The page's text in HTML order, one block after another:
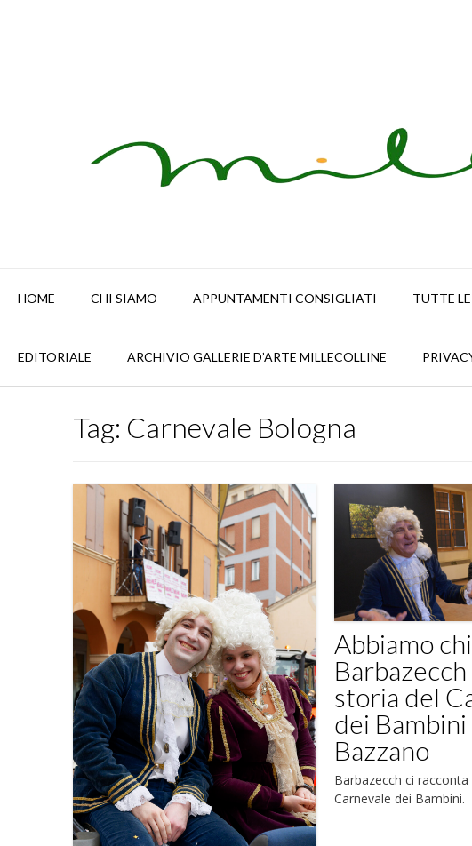
HOME CHI SIAMO APPUNTAMENTI CONSIGLIATI TUTTE
EDITORIALE ARCHIVIO GALLERIE D’ARTE MILLECOLLINE
Tag: Carnevale Bologna
Abbiamo
Barbazecch
storia del
dei Bambini
Bazzano
Barbazecch ci racconta
Carnevale dei Bambini.